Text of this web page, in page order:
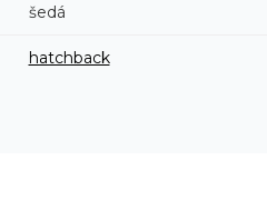
šedá
hatchback